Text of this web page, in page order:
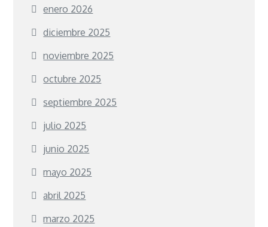
enero 2026
diciembre 2025
noviembre 2025
octubre 2025
septiembre 2025
julio 2025
junio 2025
mayo 2025
abril 2025
marzo 2025